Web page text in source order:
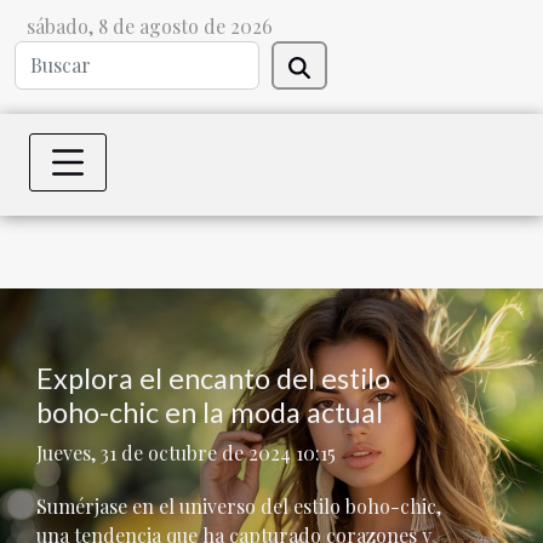
sábado, 8 de agosto de 2026
Explora el encanto del estilo
boho-chic en la moda actual
Jueves, 31 de octubre de 2024 10:15
Sumérjase en el universo del estilo boho-chic,
una tendencia que ha capturado corazones y